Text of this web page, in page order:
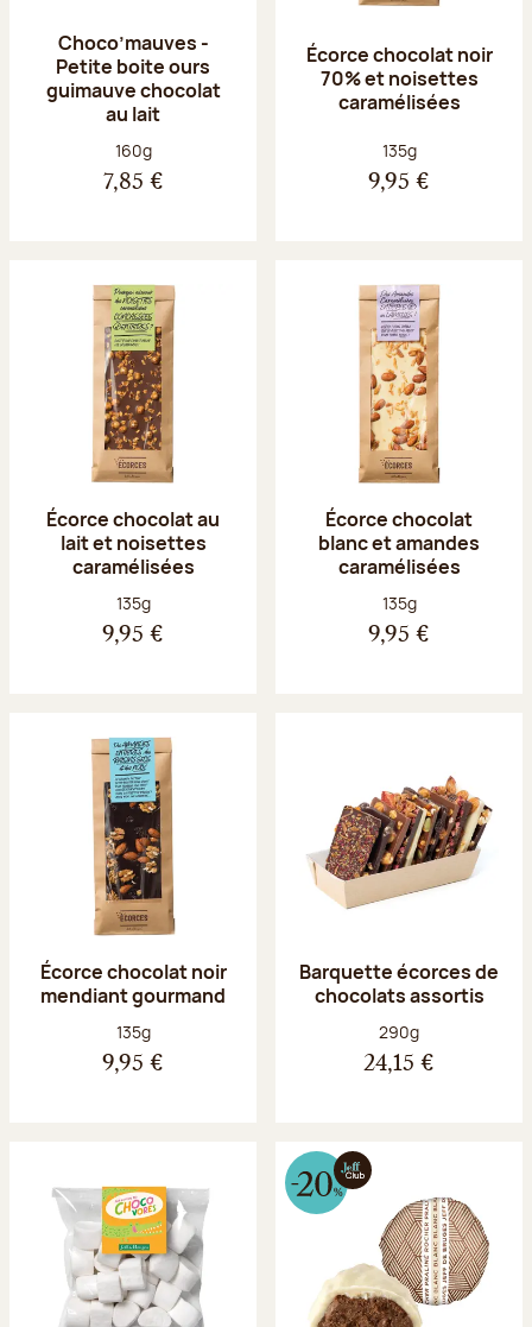
Choco’mauves -
Petite boite ours
guimauve chocolat
au lait
Poids net :
160g
7,85 €
Écorce chocolat noir
70% et noisettes
caramélisées
Poids net :
135g
9,95 €
Écorce chocolat au
lait et noisettes
caramélisées
Poids net :
135g
9,95 €
Écorce chocolat
blanc et amandes
caramélisées
Poids net :
135g
9,95 €
Écorce chocolat noir
mendiant gourmand
Poids net :
135g
9,95 €
Barquette écorces de
chocolats assortis
Poids net :
290g
24,15 €